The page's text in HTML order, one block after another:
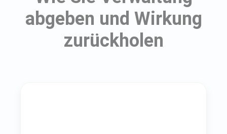
abgeben und Wirkung
zurückholen